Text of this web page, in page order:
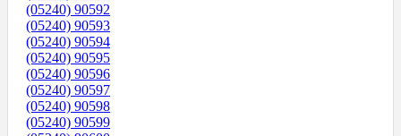
(05240) 90592
(05240) 90593
(05240) 90594
(05240) 90595
(05240) 90596
(05240) 90597
(05240) 90598
(05240) 90599